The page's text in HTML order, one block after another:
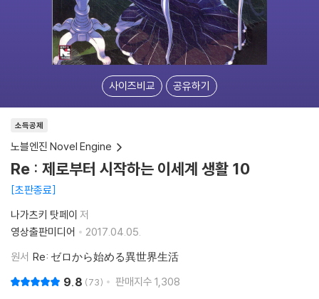
사이즈비교 공유하기
소득공제
노블엔진 Novel Engine
Re : 제로부터 시작하는 이세계 생활 10
초판종료
나가츠키 탓페이 저
영상출판미디어
2017.04.05.
원서 Re: ゼロから始める異世界生活
9.8 73 판매지수 1,308